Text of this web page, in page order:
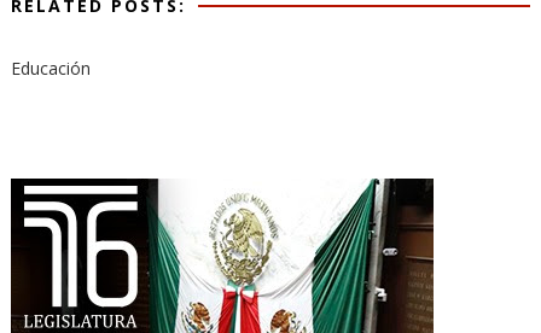
RELATED POSTS:
Educación